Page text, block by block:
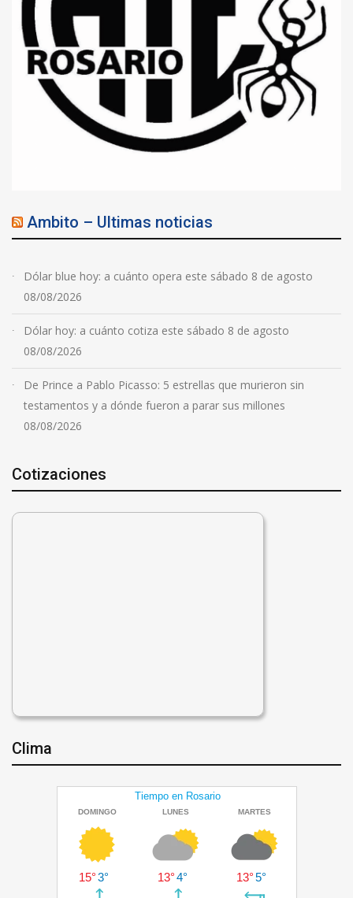
Ambito – Ultimas noticias
Dólar blue hoy: a cuánto opera este sábado 8 de agosto
08/08/2026
Dólar hoy: a cuánto cotiza este sábado 8 de agosto
08/08/2026
De Prince a Pablo Picasso: 5 estrellas que murieron sin
testamentos y a dónde fueron a parar sus millones
08/08/2026
Cotizaciones
Clima